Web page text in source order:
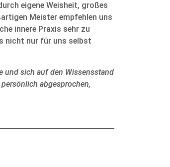
eigene Weisheit, großes
Meister empfehlen uns
innere Praxis sehr zu
nicht nur für uns selbst
und sich auf den Wissensstand
abgesprochen,